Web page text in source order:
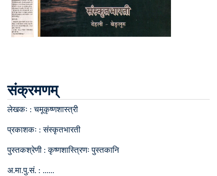
संक्रमणम्
लेखकः :चमूकृष्णशास्त्री
प्रकाशकः :संस्कृतभारती
पुस्तकश्रेणी :कृष्णशास्त्रिणः पुस्तकानि
अ.मा.पु.सं. : ......